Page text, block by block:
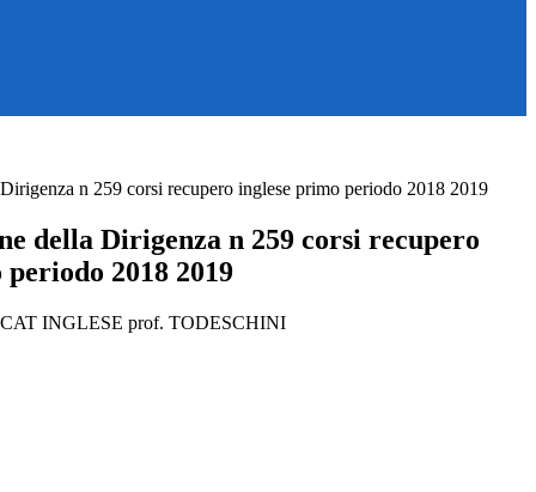
n 259 corsi recupero inglese primo periodo 2018 2019
della Dirigenza n 259 corsi recupero
2018 2019
INGLESE prof. TODESCHINI